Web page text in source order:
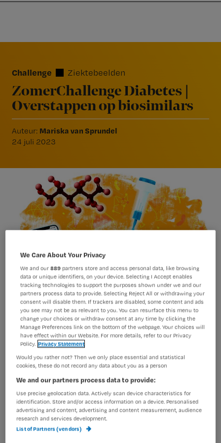
navigation
content
Nursing
Challenge Ziektebeelden
ZomerChallenge Diabetes |
Overstappen op biosimilars
Auteur: Mariska van Sprundel
24 juli 2023
In 2021 werd het preferentiebeleid
voor insuline geïntroduceerd en
moesten veel mensen met diabetes
overstappen naar zogenaamde
insuline biosimilars. Afgelopen maart
kwam verzekeraar CZ met het nieuws
We Care About Your Privacy
We and our889 partners store and access personal data, like browsing
data or unique identifiers, on your device. Selecting I Accept enables
tracking technologies to support the purposes shown under we and our
partners process data to provide. Selecting Reject All or withdrawing your
consent will disable them. If trackers are disabled, some content and ads
you see may not be as relevant to you. You can resurface this menu to
change your choices or withdraw consent at any time by clicking the
Manage Preferences link on the bottom of the webpage. Your choices will
have effect within our Website. For more details, refer to our Privacy
Policy. Privacy Statement
Would you rather not? Then we only place essential and statistical
cookies, these do not record any data about you as a person
We and our partners process data to provide:
Use precise geolocation data. Actively scan device characteristics for
identification. Store and/or access information on a device. Personalised
advertising and content, advertising and content measurement, audience
research and services development.
List of Partners (vendors)